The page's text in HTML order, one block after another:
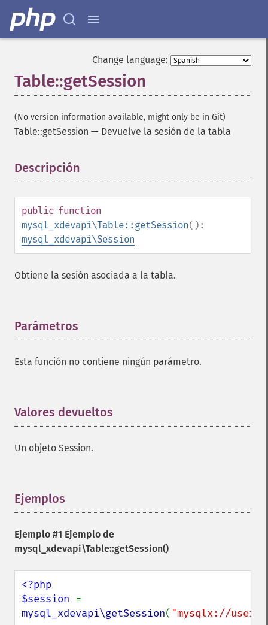
Change language:
Table::getSession
(No version information available, might only be in Git)
Table::getSession — Devuelve la sesión de la tabla
Descripción
public function
mysql_xdevapi\Table::getSession():
mysql_xdevapi\Session
Obtiene la sesión asociada a la tabla.
Parámetros
Esta función no contiene ningún parámetro.
Valores devueltos
Un objeto Session.
Ejemplos
Ejemplo #1 Ejemplo de
mysql_xdevapi\Table::getSession()
<?php
$session
mysql_xdevapi\getSession( "mysqlx://